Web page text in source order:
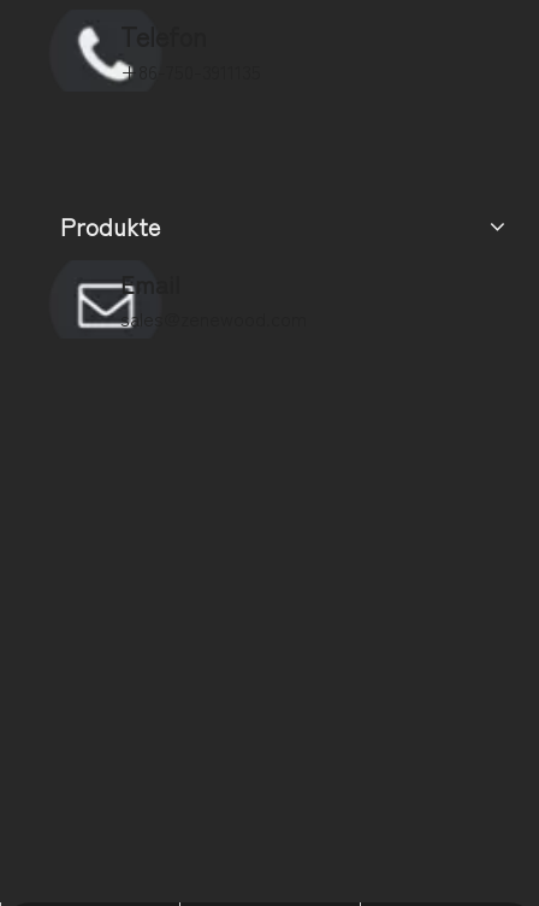
+86-750-3911135
Produkte
Email
sales@zenewood.com